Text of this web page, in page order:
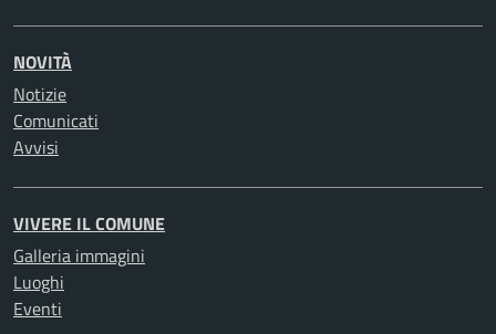
NOVITÀ
Notizie
Comunicati
Avvisi
VIVERE IL COMUNE
Galleria immagini
Luoghi
Eventi